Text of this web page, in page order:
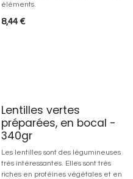
éléments.
8,44€
Lentilles vertes
préparées, en bocal -
340gr
Les lentilles sont des légumineuses
très intéressantes. Elles sont très
riches en protéines végétales et en